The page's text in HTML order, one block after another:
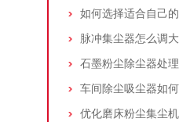
如何选择适合自己
脉冲集尘器怎么调